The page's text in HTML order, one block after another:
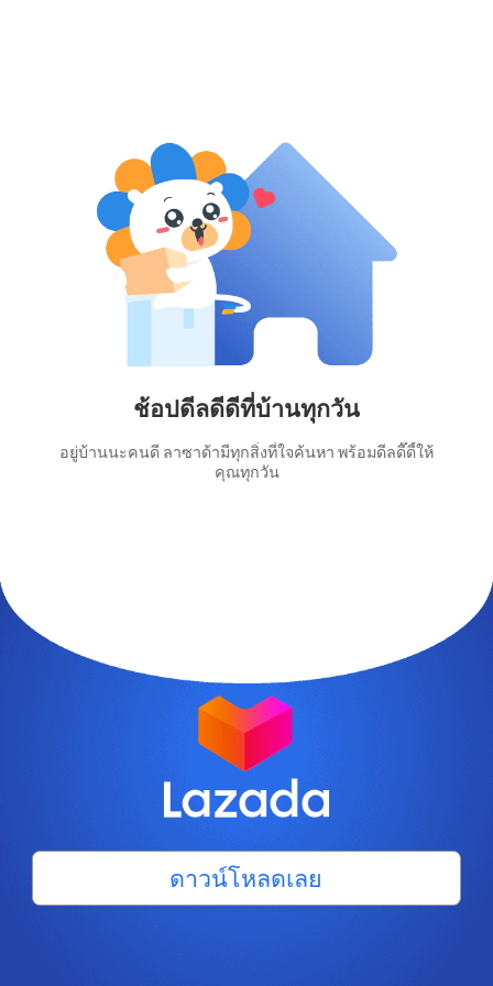
ช้อปดีลดีดีที่บ้านทุกวัน
อยู่บ้านนะคนดี ลาซาด้ามีทุกสิ่งที่ใจค้นหา พร้อมดีลดี๊ดี้ให้
คุณทุกวัน
ดาวน์โหลดเลย